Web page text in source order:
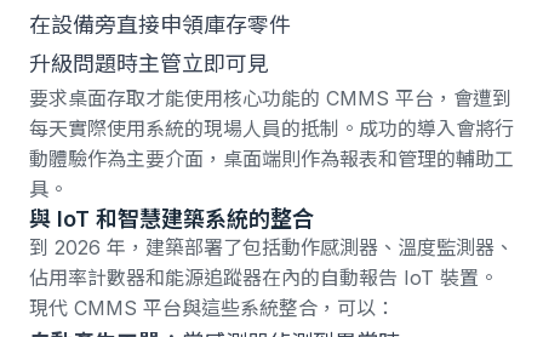
在設備旁直接申領庫存零件
升級問題時主管立即可見
要求桌面存取才能使用核心功能的 CMMS 平台，會遭到
每天實際使用系統的現場人員的抵制。成功的導入會將行
動體驗作為主要介面，桌面端則作為報表和管理的輔助工
具。
與 IoT 和智慧建築系統的整合
到 2026 年，建築部署了包括動作感測器、溫度監測器、
佔用率計數器和能源追蹤器在內的自動報告 IoT 裝置 。
現代 CMMS 平台與這些系統整合，可以：